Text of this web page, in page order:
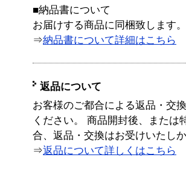
■納品書について
お届けする商品に同梱致します。
⇒納品書について詳細はこちら
返品について
お客様のご都合による返品・交
ください。 商品開封後、または
合、返品・交換はお受けいたし
⇒返品について詳しくはこちら